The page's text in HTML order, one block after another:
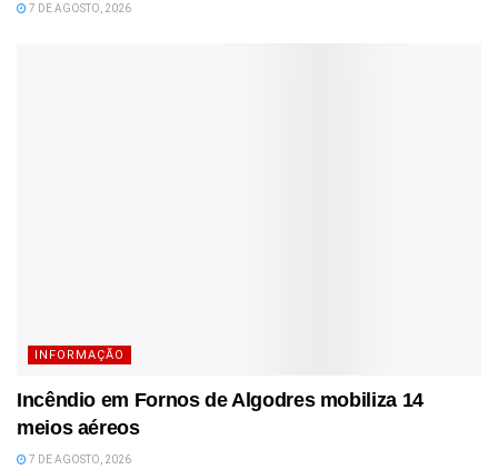
7 DE AGOSTO, 2026
INFORMAÇÃO
Incêndio em Fornos de Algodres mobiliza 14
meios aéreos
7 DE AGOSTO, 2026